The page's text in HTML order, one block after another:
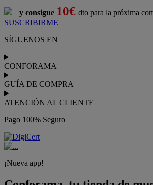
y consigue 10€ dto para la próxima
SUSCRIBIRME
SÍGUENOS EN
CONFORAMA
GUÍA DE COMPRA
ATENCIÓN AL CLIENTE
Pago 100% Seguro
¡Nueva app!